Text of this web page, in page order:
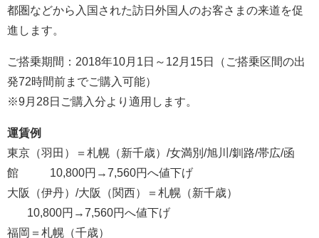
都圏などから入国された訪日外国人のお客さまの来道を促
進します。
ご搭乗期間：2018年10月1日～12月15日（ご搭乗区間の出
発72時間前までご購入可能）
※9月28日ご購入分より適用します。
運賃例
東京（羽田）＝札幌（新千歳）/女満別/旭川/釧路/帯広/函
館 10,800円→7,560円へ値下げ
大阪（伊丹）/大阪（関西）＝札幌（新千歳）
10,800円→7,560円へ値下げ
福岡＝札幌（千歳）